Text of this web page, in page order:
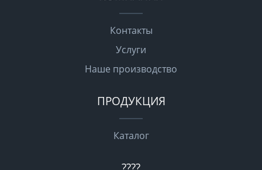
Контакты
Услуги
Наше производство
ПРОДУКЦИЯ
Каталог